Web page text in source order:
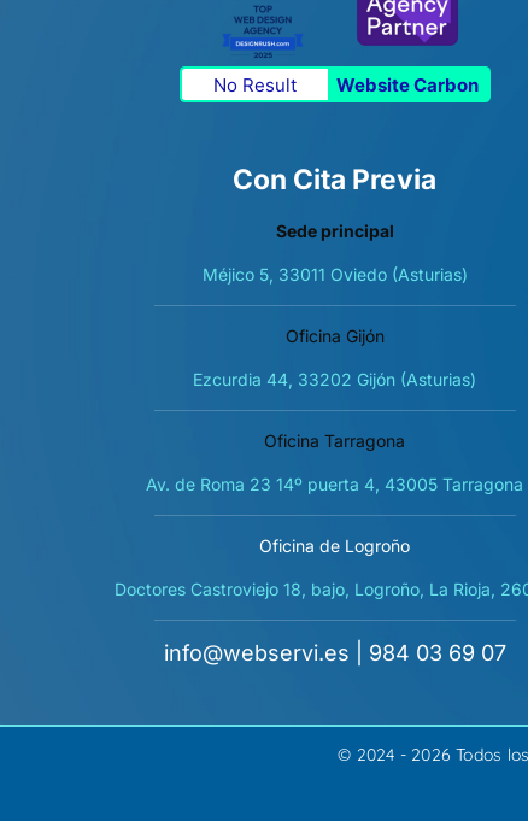
No Result Website Carbon
Con Cita Previa
Sede principal
Méjico 5, 33011 Oviedo (Asturias)
Oficina Gijón
Ezcurdia 44, 33202 Gijón (Asturias)
Oficina Tarragona
Av. de Roma 23 14º puerta 4, 43005 Tarragona
Oficina de Logroño
Doctores Castroviejo 18, bajo, Logroño, La Rioja,
info@webservi.es 984 03 69 07
© 2024 - 2026 Todos